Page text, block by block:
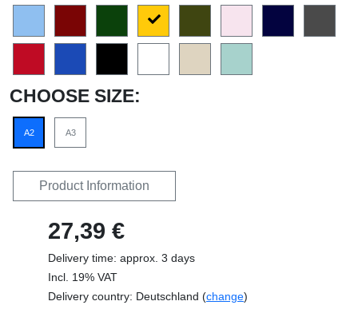
CHOOSE SIZE:
A2 A3
Product Information
27,39 €
Delivery time: approx. 3 days
Incl. 19% VAT
Delivery country: Deutschland (change)